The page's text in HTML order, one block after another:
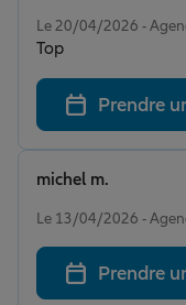
Le 20/04/2026 -
Top
Prendre
Le 13/04/2026 -
michel m.
Prendre